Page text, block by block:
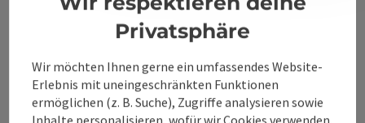
Alpenland Tourismus GmbH
Bahnhofstraße 2
4580 Windischgarsten
Privatsphäre
Wir möchten Ihnen gerne ein umfassendes Website-
Erlebnis mit uneingeschränkten Funktionen
ermöglichen (z. B. Suche), Zugriffe analysieren sowie
Inhalte personalisieren, wofür wir Cookies verwenden.